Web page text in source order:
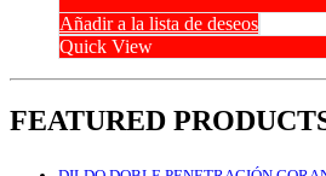
Añadir a la lista de deseos
Quick View
FEATURED